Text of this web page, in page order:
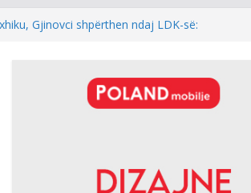
Gjinovci shpërthen ndaj LDK-së:
Kur rezultati zgjedhor është
për LDK’në papritmas
me armatosjen e Serbisë, e quan